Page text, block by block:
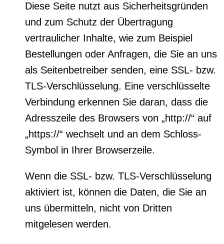
Diese Seite nutzt aus Sicherheitsgründen
und zum Schutz der Übertragung
vertraulicher Inhalte, wie zum Beispiel
Bestellungen oder Anfragen, die Sie an uns
als Seitenbetreiber senden, eine SSL- bzw.
TLS-Verschlüsselung. Eine verschlüsselte
Verbindung erkennen Sie daran, dass die
Adresszeile des Browsers von „http://“ auf
„https://“ wechselt und an dem Schloss-
Symbol in Ihrer Browserzeile.
Wenn die SSL- bzw. TLS-Verschlüsselung
aktiviert ist, können die Daten, die Sie an
uns übermitteln, nicht von Dritten
mitgelesen werden.